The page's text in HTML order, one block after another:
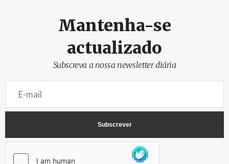
Mantenha-se
actualizado
Subscreva a nossa newsletter diária